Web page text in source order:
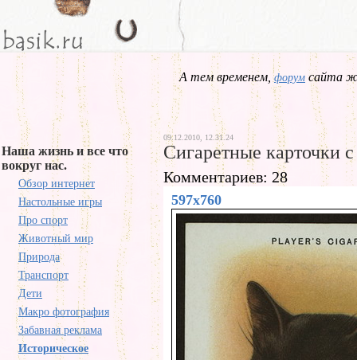
А тем временем,форум сайта
Наша жизнь и все что
вокруг нас.
Обзор интернет
Настольные игры
Про спорт
Животный мир
Природа
Транспорт
Дети
Макро фотография
Забавная реклама
Историческое
09.12.2010, 12.31.24
Сигаретные карточки
Комментариев: 28
597x760